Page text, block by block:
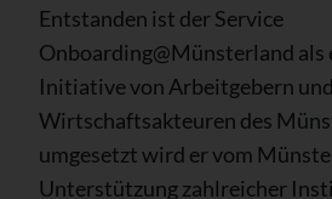
Entstanden ist der Service
Onboarding@Münsterland als
Initiative von Arbeitgebern und
Wirtschaftsakteuren des
umgesetzt wird er vom
Unterstützung zahlreicher